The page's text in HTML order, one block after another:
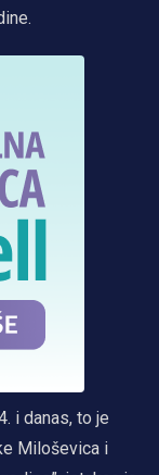
i danas, to je
Miloševica i